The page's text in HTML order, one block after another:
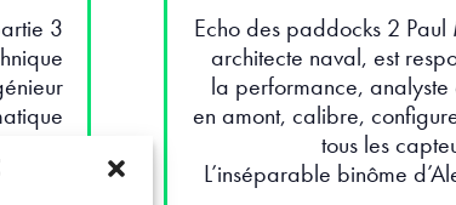
3
Echo des paddocks 2
architecte naval, est
la performance, analyste
en amont, calibre,
tous les
L’inséparable binôme